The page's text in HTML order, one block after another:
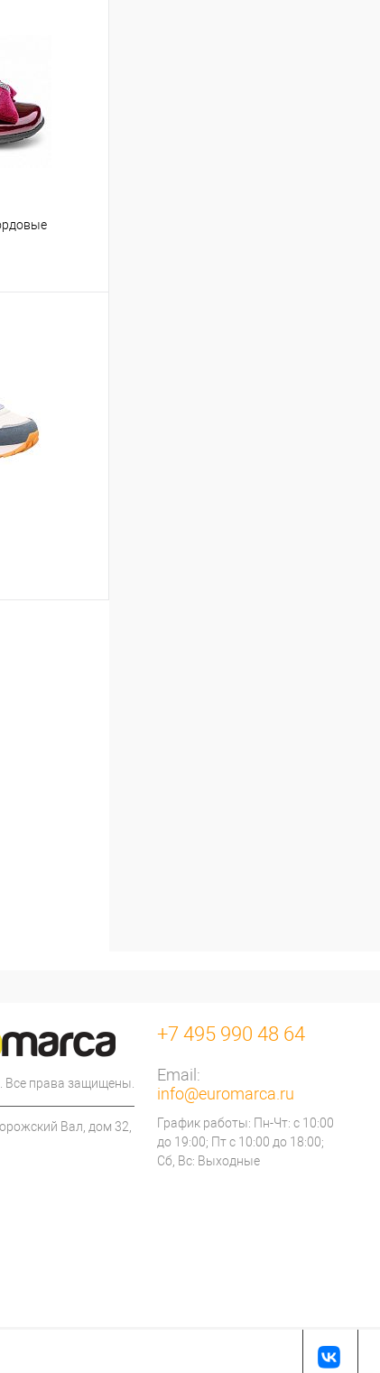
Все права защищены.
Вал, дом 32,
+7 495 990 48 64
Email:
info@euromarca.ru
График работы: Пн-Чт: с 10:00
до 19:00; Пт с 10:00 до 18:00;
Сб, Вс: Выходные